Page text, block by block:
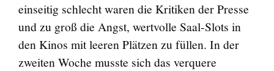
einseitig schlecht waren die Kritiken der Presse
und zu groß die Angst, wertvolle Saal-Slots in
den Kinos mit leeren Plätzen zu füllen. In der
zweiten Woche musste sich das verquere